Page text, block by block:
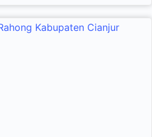
Kabupaten Cianjur